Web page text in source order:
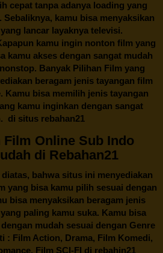
cepat tanpa adanya loading yang
Sebaliknya, kamu bisa menyaksikan
lancar layaknya televisi.
kamu ingin nonton film yang
kamu akses dengan sangat mudah
Banyak Pilihan Film yang
beragam jenis tayangan film
Kamu bisa memilih jenis tayangan
kamu inginkan dengan sangat
di situs rebahan21
Film Online Sub Indo
di Rebahan21
bahwa situs ini menyediakan
yang bisa kamu pilih sesuai dengan
bisa menyaksikan beragam jenis
paling kamu suka. Kamu bisa
mudah sesuai dengan Genre
: Film Action, Drama, Film Komedi,
Film SCI-FI di rebahin21